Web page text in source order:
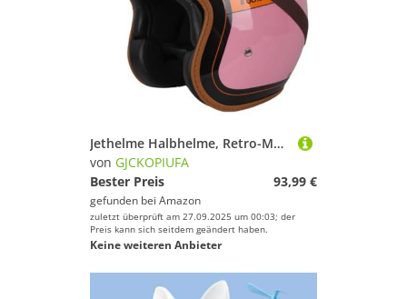
Jethelme Halbhelme, Retro-Motorradhelm Sturzhelm, ECE 22.06 Zertifiziert 3/4-Jet-Helm Im Retro-Stil Mit Sonnenblende Für Männer Und Frauen F,S/(55~56cm)
von GJCKOPIUFA
Bester Preis
93,99 €
gefunden bei Amazon
zuletzt überprüft am 27.09.2025 um 00:03; der
Preis kann sich seitdem geändert haben.
Keine weiteren Anbieter